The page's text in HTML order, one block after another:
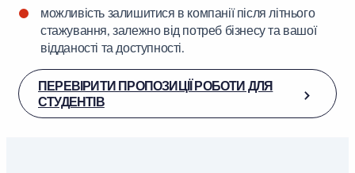
можливість залишитися в компанії після літнього
стажування, залежно від потреб бізнесу та вашої
відданості та доступності.
ПЕРЕВІРИТИ ПРОПОЗИЦІЇ РОБОТИ ДЛЯ
СТУДЕНТІВ